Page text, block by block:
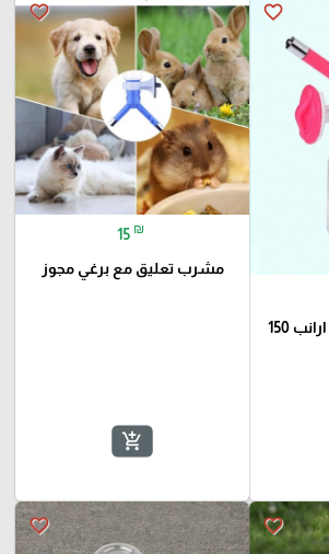
favorite_border
مشرب تعليق كلاب + ارانب 150
favorite_border
15 ₪
مشرب تعليق مع برغي مجوز
add_shopping_cart
favorite_border
favorite_border